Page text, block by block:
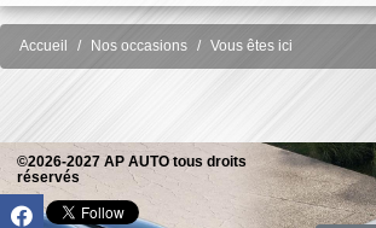
Accueil Nos occasions Vous êtes ici
©2026-2027 AP AUTO tous droits
réservés